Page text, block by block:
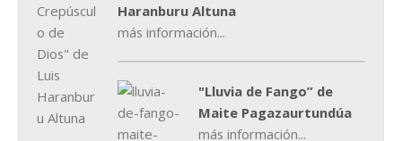
Haranburu Altuna
más información...
"Lluvia de Fango” de
Maite Pagazaurtundúa
más información...